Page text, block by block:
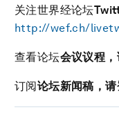
关注世界经论坛
http://wef.ch/
查看论坛会议议程
订阅论坛新闻稿，请